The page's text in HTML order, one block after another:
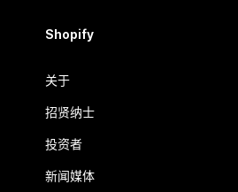
Shopify
关于
招贤纳士
投资者
新闻媒体